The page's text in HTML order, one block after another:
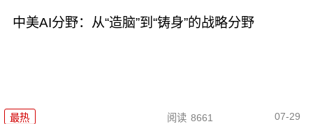
中美AI分野：从“造脑”到“铸身”的战略分野
最热 阅读 8661 07-29